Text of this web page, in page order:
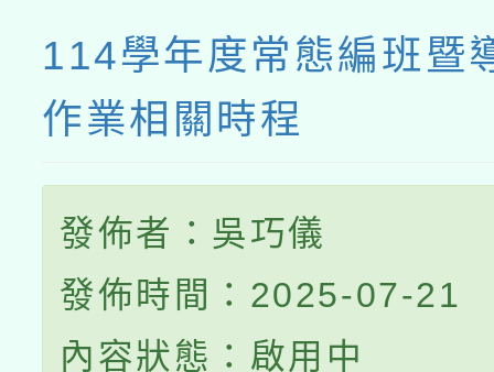
114學年度常態編班暨
作業相關時程
發佈者：吳巧儀
發佈時間：2025-07-21
內容狀態：啟用中